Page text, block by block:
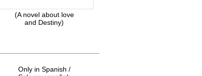
(A novel about love
and Destiny)
Only in Spanish /